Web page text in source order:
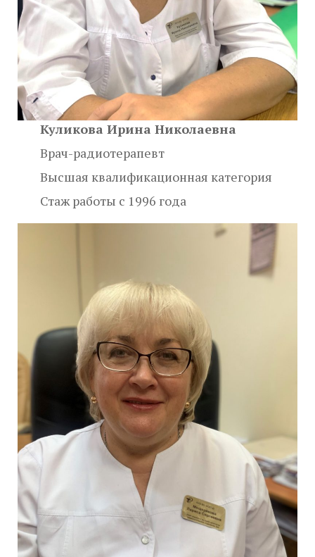
Куликова Ирина Николаевна
Врач-радиотерапевт
Высшая квалификационная категория
Стаж работы с 1996 года